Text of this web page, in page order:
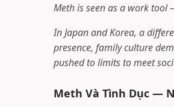
Meth is seen as a work tool
In Japan and Korea, a
presence, family culture
pushed to limits to meet
Meth Và Tình Dục —